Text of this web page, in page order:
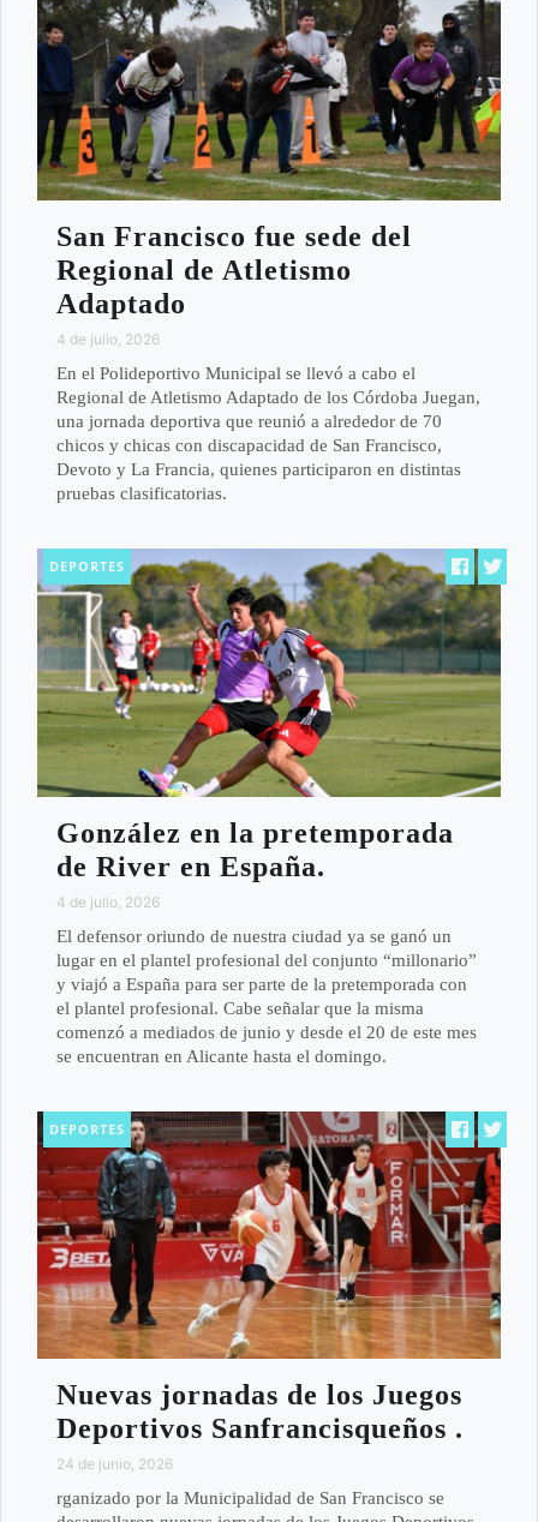
San Francisco fue sede del
Regional de Atletismo
Adaptado
4 de julio, 2026
En el Polideportivo Municipal se llevó a cabo el
Regional de Atletismo Adaptado de los Córdoba Juegan,
una jornada deportiva que reunió a alrededor de 70
chicos y chicas con discapacidad de San Francisco,
Devoto y La Francia, quienes participaron en distintas
pruebas clasificatorias.
DEPORTES
González en la pretemporada
de River en España.
4 de julio, 2026
El defensor oriundo de nuestra ciudad ya se ganó un
lugar en el plantel profesional del conjunto “millonario”
y viajó a España para ser parte de la pretemporada con
el plantel profesional. Cabe señalar que la misma
comenzó a mediados de junio y desde el 20 de este mes
se encuentran en Alicante hasta el domingo.
DEPORTES
Nuevas jornadas de los Juegos
Deportivos Sanfrancisqueños .
24 de junio, 2026
rganizado por la Municipalidad de San Francisco se